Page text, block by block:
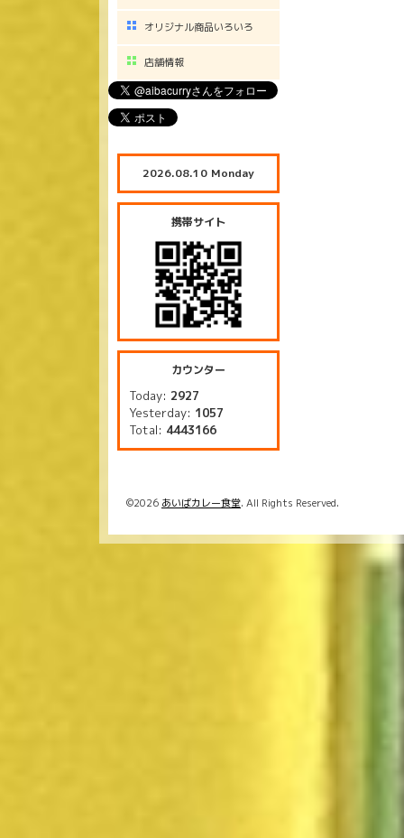
オリジナル商品いろいろ
店舗情報
2026.08.10 Monday
携帯サイト
カウンター
Today: 2927
Yesterday: 1057
Total: 4443166
©2026 あいばカレー食堂. All Rights Reserved.